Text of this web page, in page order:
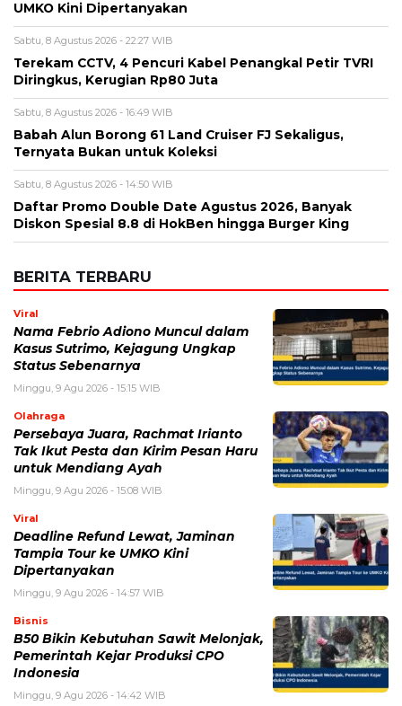
UMKO Kini Dipertanyakan
Sabtu, 8 Agustus 2026 - 22:27 WIB
Terekam CCTV, 4 Pencuri Kabel Penangkal Petir TVRI
Diringkus, Kerugian Rp80 Juta
Sabtu, 8 Agustus 2026 - 16:49 WIB
Babah Alun Borong 61 Land Cruiser FJ Sekaligus,
Ternyata Bukan untuk Koleksi
Sabtu, 8 Agustus 2026 - 14:50 WIB
Daftar Promo Double Date Agustus 2026, Banyak
Diskon Spesial 8.8 di HokBen hingga Burger King ‎
BERITA TERBARU
Viral
Nama Febrio Adiono Muncul dalam
Kasus Sutrimo, Kejagung Ungkap
Status Sebenarnya
Minggu, 9 Agu 2026 - 15:15 WIB
Olahraga
Persebaya Juara, Rachmat Irianto
Tak Ikut Pesta dan Kirim Pesan Haru
untuk Mendiang Ayah
Minggu, 9 Agu 2026 - 15:08 WIB
Viral
Deadline Refund Lewat, Jaminan
Tampia Tour ke UMKO Kini
Dipertanyakan
Minggu, 9 Agu 2026 - 14:57 WIB
Bisnis
B50 Bikin Kebutuhan Sawit Melonjak,
Pemerintah Kejar Produksi CPO
Indonesia
Minggu, 9 Agu 2026 - 14:42 WIB